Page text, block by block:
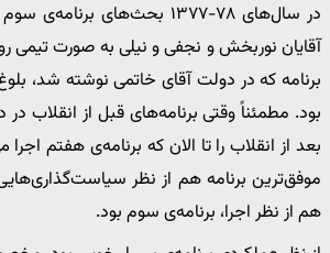
در سال‌های ۷۸-۱۳۷۷ بحث‌های
آقایان نوربخش و نجفی و نیلی به صورت تیمی
برنامه که در دولت آقای خاتمی نوشته شد،
بود. مطمئناً وقتی برنامه‌های قبل از انقلاب در
بعد از انقلاب را تا الان که برنامه‌ی هفتم
موفق‌ترین برنامه هم از نظر
هم از نظر اجرا، برنامه‌ی سوم بود.